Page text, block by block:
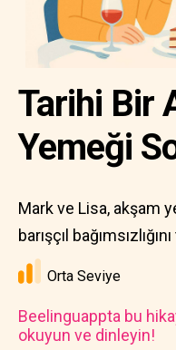
Tarihi Bir
Yemeği
Mark ve Lisa, akşam
barışçıl
Orta Seviye
Beelinguappta bu
okuyun ve dinleyin!